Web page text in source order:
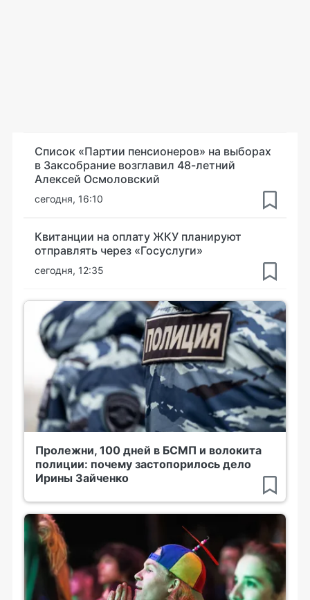
Список «Партии пенсионеров» на выборах
в Заксобрание возглавил 48-летний
Алексей Осмоловский
сегодня, 16:10
Квитанции на оплату ЖКУ планируют
отправлять через «Госуслуги»
сегодня, 12:35
Пролежни, 100 дней в БСМП и волокита
полиции: почему застопорилось дело
Ирины Зайченко